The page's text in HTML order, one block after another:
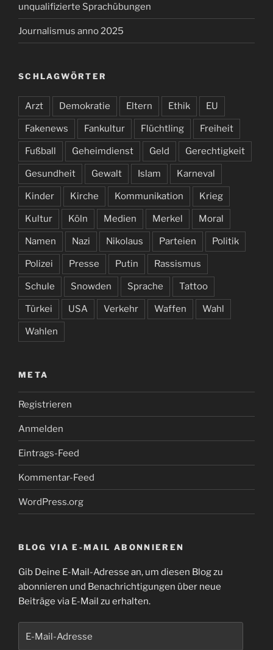
unqualifizierte Sprachübungen
Journalismus anno 2025
SCHLAGWÖRTER
Arzt Demokratie Eltern Ethik EU
Fakenews Fankultur Flüchtling Freiheit
Fußball Geheimdienst Geld Gerechtigkeit
Gesundheit Gewalt Islam Karneval
Kinder Kirche Kommunikation Krieg
Kultur Köln Medien Merkel Moral
Namen Nazi Nikolaus Parteien Politik
Polizei Presse Putin Rassismus
Schule Snowden Sprache Tattoo
Türkei USA Verkehr Waffen Wahl
Wahlen
META
Registrieren
Anmelden
Eintrags-Feed
Kommentar-Feed
WordPress.org
BLOG VIA E-MAIL ABONNIEREN
Gib Deine E-Mail-Adresse an, um diesen Blog zu
abonnieren und Benachrichtigungen über neue
Beiträge via E-Mail zu erhalten.
Mail-